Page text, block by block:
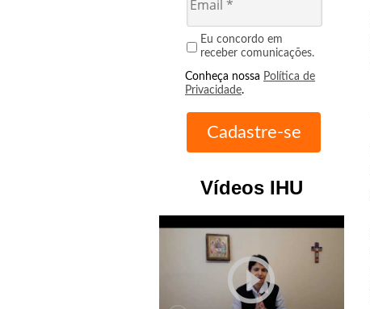
Eu concordo em
receber comunicações.
Conheça nossa Política de
Privacidade.
Vídeos IHU
play_circle_outline